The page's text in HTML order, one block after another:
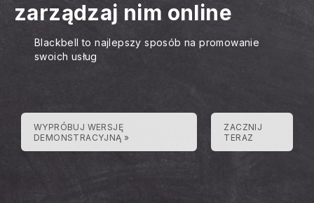
zarządzaj nim online
Blackbell to najlepszy sposób na promowanie
swoich usług
WYPRÓBUJ WERSJĘ
DEMONSTRACYJNĄ »
ZACZNIJ
TERAZ